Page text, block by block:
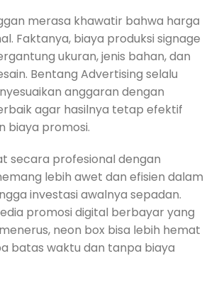
merasa khawatir bahwa harga
Faktanya, biaya produksi signage
ukuran, jenis bahan, dan
Bentang Advertising selalu
anggaran dengan
agar hasilnya tetap efektif
biaya promosi.
secara profesional dengan
lebih awet dan efisien dalam
investasi awalnya sepadan.
promosi digital berbayar yang
neon box bisa lebih hemat
batas waktu dan tanpa biaya